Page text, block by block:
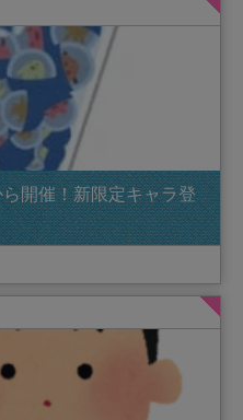
開催！新限定キャラ登